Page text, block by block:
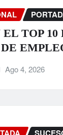
TOP 10
Ago 4, 2026